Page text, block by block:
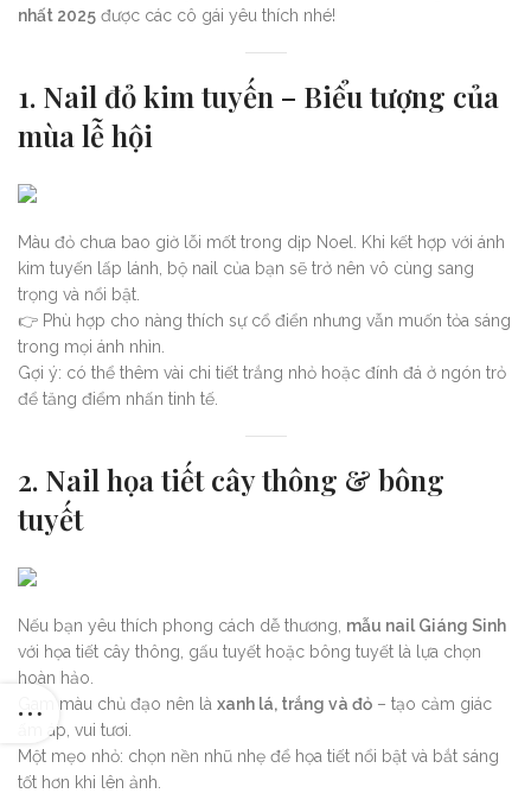
nhất 2025 được các cô gái yêu thích nhé!
1. Nail đỏ kim tuyến – Biểu tượng của
mùa lễ hội
Màu đỏ chưa bao giờ lỗi mốt trong dịp Noel. Khi kết hợp với ánh
kim tuyến lấp lánh, bộ nail của bạn sẽ trở nên vô cùng sang
trọng và nổi bật.
👉 Phù hợp cho nàng thích sự cổ điển nhưng vẫn muốn tỏa sáng
trong mọi ánh nhìn.
Gợi ý: có thể thêm vài chi tiết trắng nhỏ hoặc đính đá ở ngón trỏ
để tăng điểm nhấn tinh tế.
2. Nail họa tiết cây thông & bông
tuyết
Nếu bạn yêu thích phong cách dễ thương, mẫu nail Giáng Sinh
với họa tiết cây thông, gấu tuyết hoặc bông tuyết là lựa chọn
hoàn hảo.
Gam màu chủ đạo nên là xanh lá, trắng và đỏ – tạo cảm giác
ấm áp, vui tươi.
Một mẹo nhỏ: chọn nền nhũ nhẹ để họa tiết nổi bật và bắt sáng
tốt hơn khi lên ảnh.